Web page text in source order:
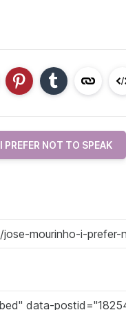
I PREFER NOT TO SPEAK